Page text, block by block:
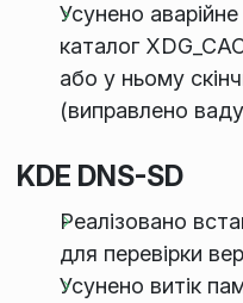
Усунено
каталог
або у ньому
(виправлено
KDE DNS-SD
Реалізовано
для перевірки
Усунено витік